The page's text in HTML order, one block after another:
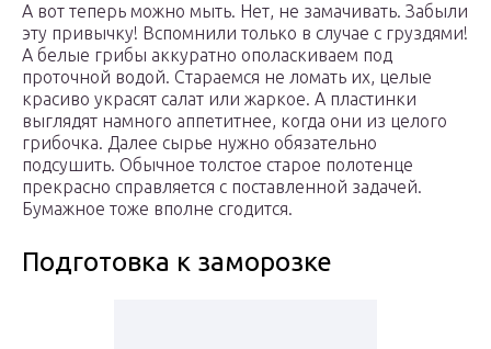
А вот теперь можно мыть. Нет, не замачивать. Забыли
эту привычку! Вспомнили только в случае с груздями!
А белые грибы аккуратно ополаскиваем под
проточной водой. Стараемся не ломать их, целые
красиво украсят салат или жаркое. А пластинки
выглядят намного аппетитнее, когда они из целого
грибочка. Далее сырье нужно обязательно
подсушить. Обычное толстое старое полотенце
прекрасно справляется с поставленной задачей.
Бумажное тоже вполне сгодится.
Подготовка к заморозке